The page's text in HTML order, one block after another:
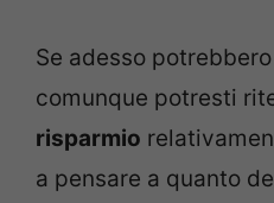
Se adesso
comunque potresti
risparmio
a pensare a quanto